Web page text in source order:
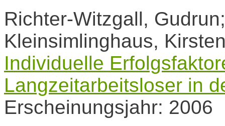
Richter-Witzgall,
Kleinsimlinghaus,
Individuelle
Langzeitarbeitsloser in
Erscheinungsjahr: 2006